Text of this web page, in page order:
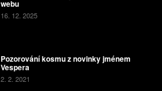
webu
16. 12. 2025
Pozorování kosmu z novinky jménem
Vespera
2. 2. 2021